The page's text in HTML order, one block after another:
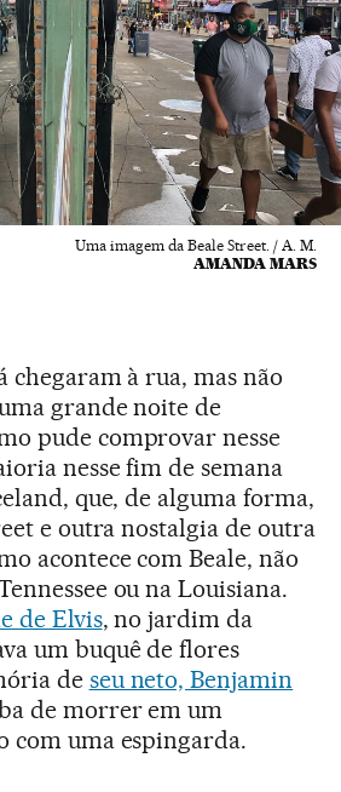
Uma imagem da Beale Street. / A. M.
AMANDA MARS
chegaram à rua, mas não
grande noite de
pude comprovar nesse
nesse fim de semana
que, de alguma forma,
e outra nostalgia de outra
acontece com Beale, não
ou na Louisiana.
de Elvis, no jardim da
um buquê de flores
de seu neto, Benjamin
de morrer em um
com uma espingarda.